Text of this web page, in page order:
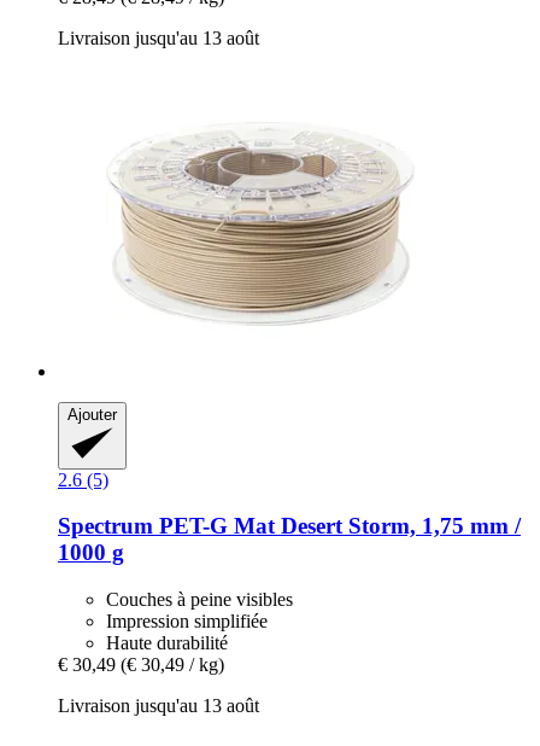
Livraison jusqu'au 13 août
Ajouter
2.6 (5)
Spectrum PET-​G Mat Desert Storm, 1,75 mm /
1000 g
Couches à peine visibles
Impression simplifiée
Haute durabilité
€ 30,49 (€ 30,49 / kg)
Livraison jusqu'au 13 août